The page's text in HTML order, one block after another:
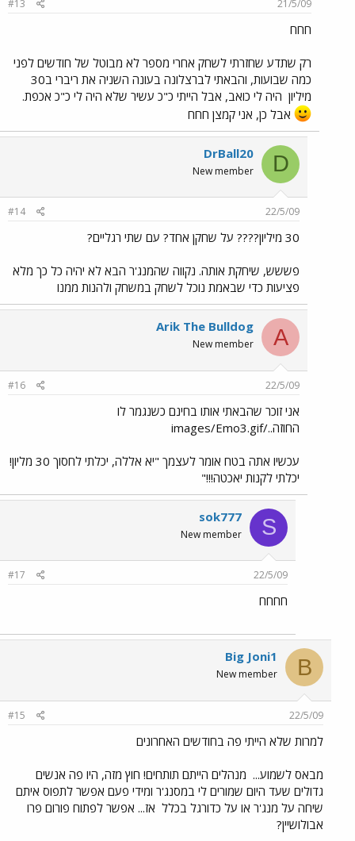
21/5/09
#13
חחח
רק שתדע שחזרתי לשחק אחרי מספר לא מבוטל של חודשים לפני
כמה שבועות, והבאתי לברצלונה בעונה השניה את ריברי ב30
מיליון היה לי כואב, אבל הייתי כ"כ עשיר שלא היה לי כ"כ אכפת.
אבל כן, אני קמצן חחח
D
DrBall20
New member
22/5/09
#14
30 מיליון???? על שחקן אחד? עם שתי רגליים?
פששש, שיחקת אותה. נקווה שהמנג'ר הבא לא יהיה כל כך מלא
פציעות כדי שבאמת נוכל לשחק במשחק ולהנות ממנו
A
Arik The Bulldog
New member
22/5/09
#16
אני זוכר שהבאתי אותו בחינם כשנגמר לו
החוזה../images/Emo3.gif
עכשיו אתה בטח אומר לעצמך "יא אללה, יכלתי לחסוך 30 מליון!
יכלתי לקנות יאכטה!!!"
S
sok777
New member
22/5/09
#17
חחחח
B
Big Joni1
New member
22/5/09
#15
למרות שלא הייתי פה בחודשים האחרונים
מבאס לשמוע... מנהלים הייתם תותחים! חוץ מזה, היו פה אנשים
גדולים שעד היום שמורים לי במסנג'ר ומידי פעם אפשר לתפוס איתם
שיחה על מנג'ר או על כדורגל בכלל אז... אפשר לפתוח פורום פרו
אבולושיין?